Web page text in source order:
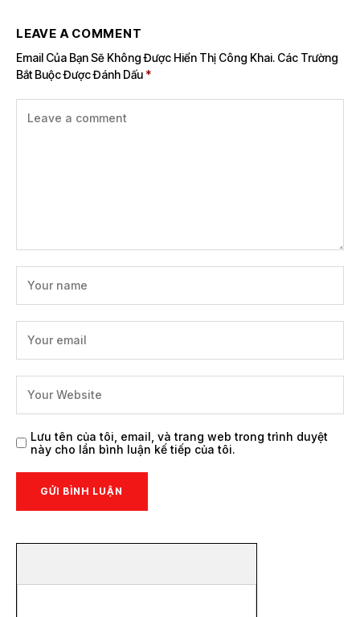
LEAVE A COMMENT
Email Của Bạn Sẽ Không Được Hiển Thị Công Khai. Các Trường
Bắt Buộc Được Đánh Dấu *
Lưu tên của tôi, email, và trang web trong trình duyệt
này cho lần bình luận kế tiếp của tôi.